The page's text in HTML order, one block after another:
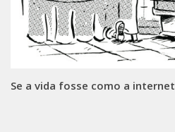
Se a vida fosse como a internet